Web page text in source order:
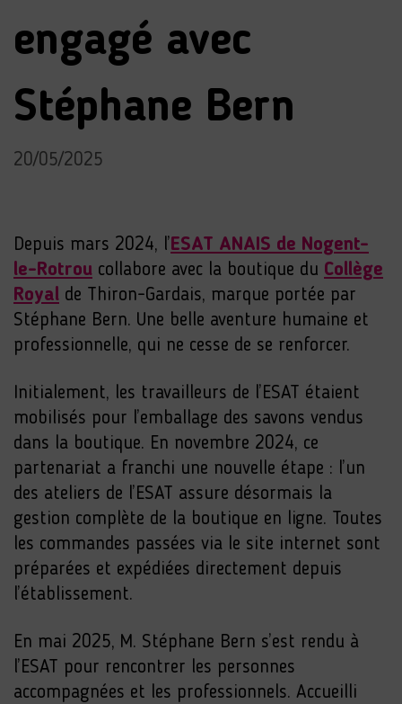
engagé avec
Stéphane Bern
20/05/2025
Depuis mars 2024, l’ESAT ANAIS de Nogent-
le-Rotrou collabore avec la boutique du Collège
Royal de Thiron-Gardais, marque portée par
Stéphane Bern. Une belle aventure humaine et
professionnelle, qui ne cesse de se renforcer.
Initialement, les travailleurs de l’ESAT étaient
mobilisés pour l’emballage des savons vendus
dans la boutique. En novembre 2024, ce
partenariat a franchi une nouvelle étape : l’un
des ateliers de l’ESAT assure désormais la
gestion complète de la boutique en ligne. Toutes
les commandes passées via le site internet sont
préparées et expédiées directement depuis
l’établissement.
En mai 2025, M. Stéphane Bern s’est rendu à
l’ESAT pour rencontrer les personnes
accompagnées et les professionnels. Accueilli